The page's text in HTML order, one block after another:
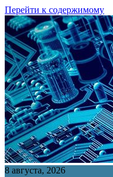
Перейти к содержимому
8 августа, 2026